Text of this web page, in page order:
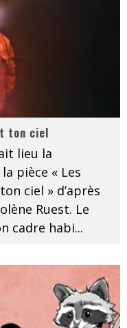
ton ciel
lieu la
pièce « Les
ciel » d’après
Ruest. Le
cadre habi...